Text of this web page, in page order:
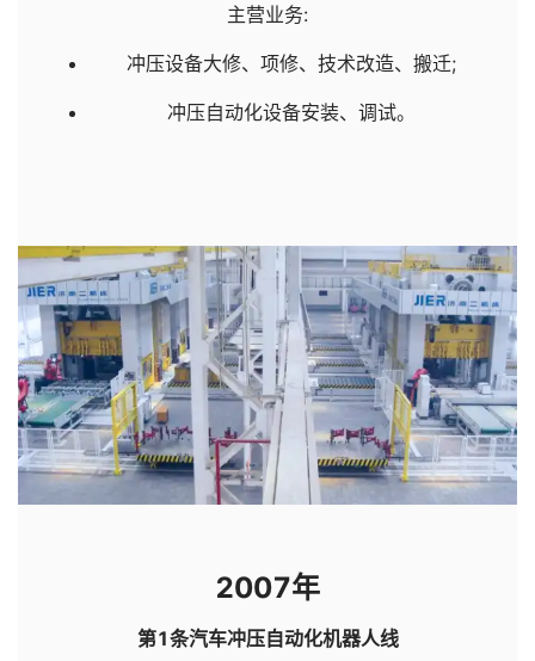
主营业务:
冲压设备大修、项修、技术改造、搬迁;
冲压自动化设备安装、调试。
2007年
第1条汽车冲压自动化机器人线